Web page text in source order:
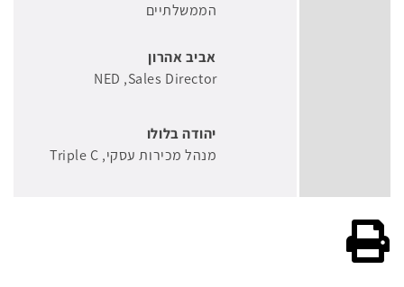
הממשלתיים
אביב אהרון
Sales Director
NED
יהודה בלולו
מנהל מכירות עסקי Triple C